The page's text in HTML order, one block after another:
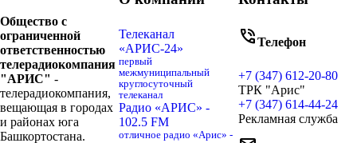
Общество с
ограниченной
ответственностью
телерадиокомпания
"АРИС" -
телерадиокомпания,
вещающая в городах
и районах юга
Башкортостана.
Телеканал
«АРИС-24»
первый
межмуниципальный
круглосуточный
телеканал
Радио «АРИС» -
102.5 FM
отличное радио «Арис» -
phone_in_talkТелефон
+7 (347) 612-20-80
ТРК "Арис"
+7 (347) 614-44-24
Рекламная служба